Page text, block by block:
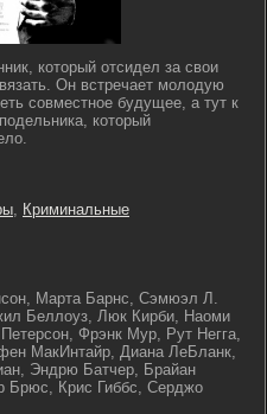
который отсидел за свои
Он встречает молодую
совместное будущее, а тут к
который
, Криминальные
Марта Барнс, Сэмюэл Л.
Беллоуз, Люк Кирби, Наоми
Фрэнк Мур, Рут Негга,
МакИнтайр, Диана ЛеБланк,
Эндрю Батчер, Брайан
Брюс, Крис Гиббс, Серджо